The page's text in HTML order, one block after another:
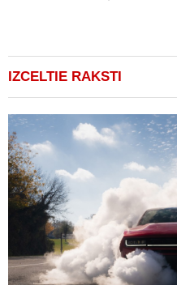
IZCELTIE RAKSTI